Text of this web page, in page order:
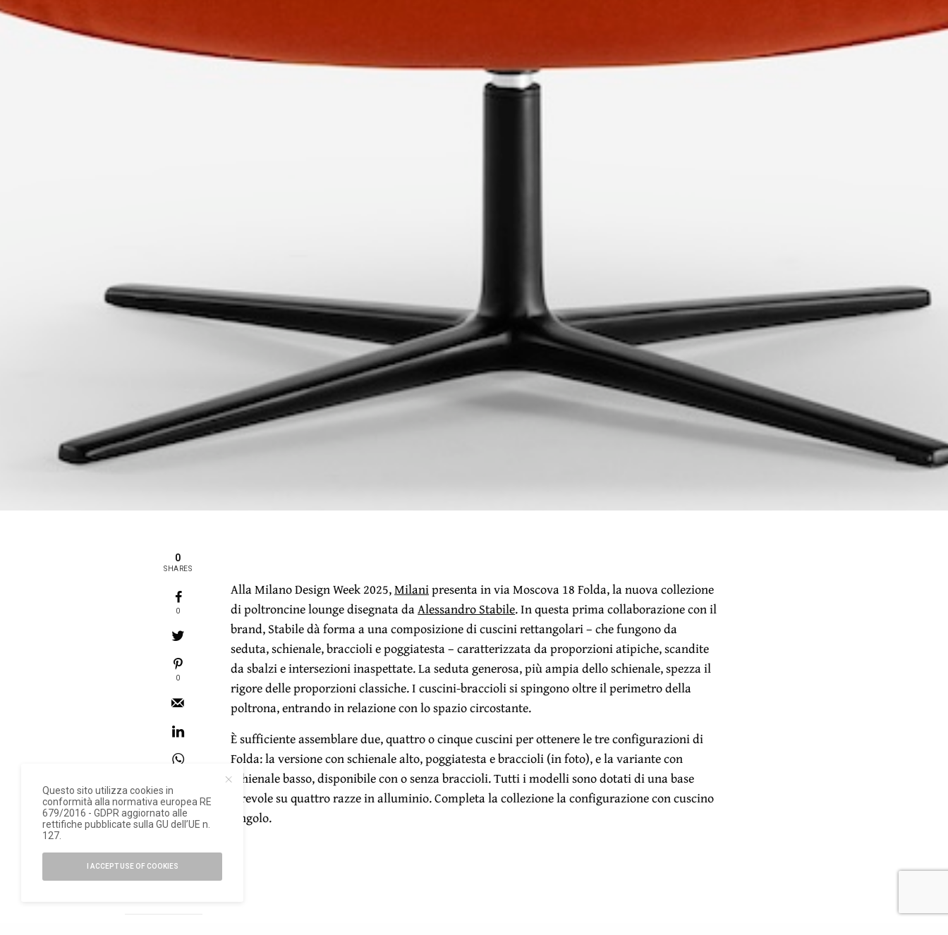
0
SHARES
0
0
Alla Milano Design Week 2025,Milanipresenta in via Moscova 18 Folda, la nuova collezione
di poltroncine lounge disegnata daAlessandro Stabile. In questa prima collaborazione con il
brand, Stabile dà forma a una composizione di cuscini rettangolari – che fungono da
seduta, schienale, braccioli e poggiatesta – caratterizzata da proporzioni atipiche, scandite
da sbalzi e intersezioni inaspettate. La seduta generosa, più ampia dello schienale, spezza il
rigore delle proporzioni classiche. I cuscini-braccioli si spingono oltre il perimetro della
poltrona, entrando in relazione con lo spazio circostante.
È sufficiente assemblare due, quattro o cinque cuscini per ottenere le tre configurazioni di
Folda: la versione con schienale alto, poggiatesta e braccioli (in foto), e la variante con
schienale basso, disponibile con o senza braccioli. Tutti i modelli sono dotati di una base
girevole su quattro razze in alluminio. Completa la collezione la configurazione con cuscino
singolo.
Questo sito utilizza cookies in
conformità alla normativa europea RE
679/2016 - GDPR aggiornato alle
rettifiche pubblicate sulla GU dell’UE n.
127.
I ACCEPT USE OF COOKIES